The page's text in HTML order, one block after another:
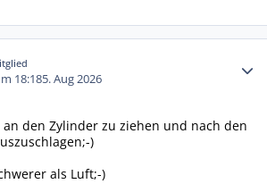
18:185. Aug 2026
den Zylinder zu ziehen und nach den
)
als Luft;-)